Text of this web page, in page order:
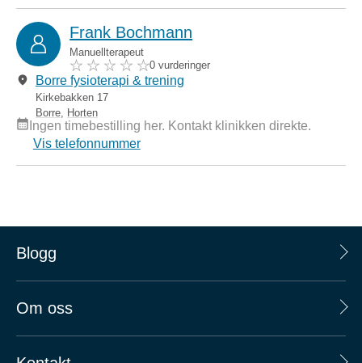
Frank Bochmann
Manuellterapeut
0 vurderinger
Borre fysioterapi & trening
Kirkebakken 17
Borre, Horten
Ingen timebestilling her. Kontakt klinikken direkte.
Vis telefonnummer
Blogg
Om oss